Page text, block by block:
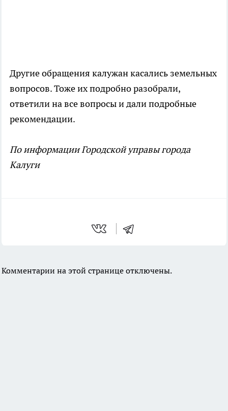
Другие обращения калужан касались земельных
вопросов. Тоже их подробно разобрали,
ответили на все вопросы и дали подробные
рекомендации.
По информации Городской управы города
Калуги
Комментарии на этой странице отключены.